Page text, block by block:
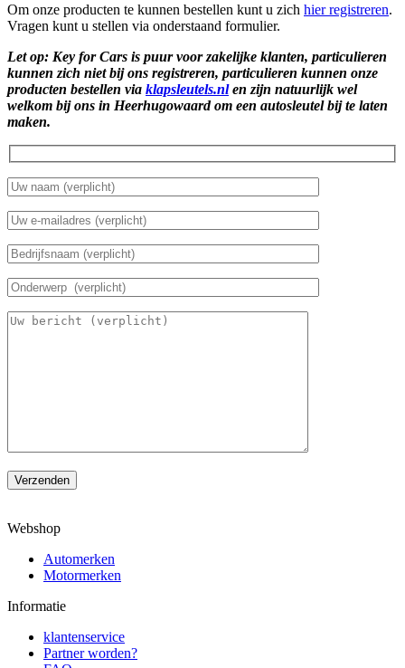
Om onze producten te kunnen bestellen kunt u zich hier registreren.
Vragen kunt u stellen via onderstaand formulier.
Let op: Key for Cars is puur voor zakelijke klanten, particulieren
kunnen zich niet bij ons registreren, particulieren kunnen onze
producten bestellen via klapsleutels.nlen zijn natuurlijk wel
welkom bij ons in Heerhugowaard om een autosleutel bij te laten
maken.
Verzenden
Webshop
Automerken
Motormerken
Informatie
klantenservice
Partner worden?